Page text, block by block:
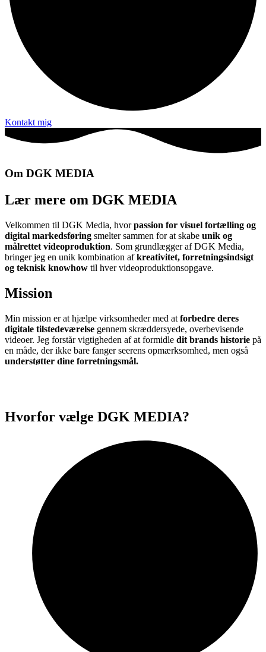
Kontakt mig
Om DGK MEDIA
Lær mere om DGK MEDIA
Velkommen til DGK Media, hvorpassion for visuel fortælling og
digital markedsføring smelter sammen for at skabe unik og
målrettet videoproduktion. Som grundlægger af DGK Media,
bringer jeg en unik kombination afkreativitet, forretningsindsigt
og teknisk knowhow til hver videoproduktionsopgave.
Mission
Min mission er at hjælpe virksomheder med at forbedre deres
digitale tilstedeværelse gennem skræddersyede, overbevisende
videoer. Jeg forstår vigtigheden af at formidle dit brands historie på
en måde, der ikke bare fanger seerens opmærksomhed, men også
understøtter dine forretningsmål.
Hvorfor vælge DGK MEDIA?